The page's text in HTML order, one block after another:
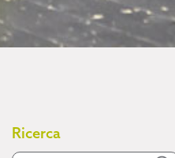
Ricerca